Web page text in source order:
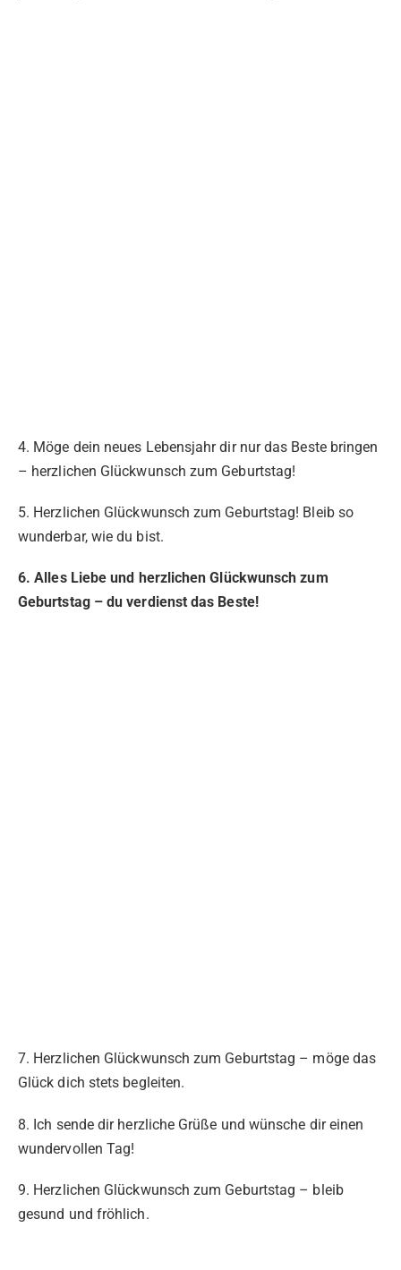
4. Möge dein neues Lebensjahr dir nur das Beste bringen
– herzlichen Glückwunsch zum Geburtstag!
5. Herzlichen Glückwunsch zum Geburtstag! Bleib so
wunderbar, wie du bist.
6. Alles Liebe und herzlichen Glückwunsch zum
Geburtstag – du verdienst das Beste!
7. Herzlichen Glückwunsch zum Geburtstag – möge das
Glück dich stets begleiten.
8. Ich sende dir herzliche Grüße und wünsche dir einen
wundervollen Tag!
9. Herzlichen Glückwunsch zum Geburtstag – bleib
gesund und fröhlich.